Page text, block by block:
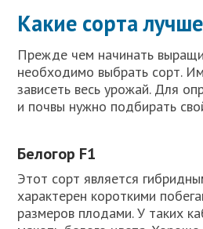
Какие сорта
Прежде чем начинать
необходимо выбрать сорт.
зависеть весь урожай. Для
и почвы нужно подбирать
Белогор F1
Этот сорт является
характерен короткими
размеров плодами. У таких